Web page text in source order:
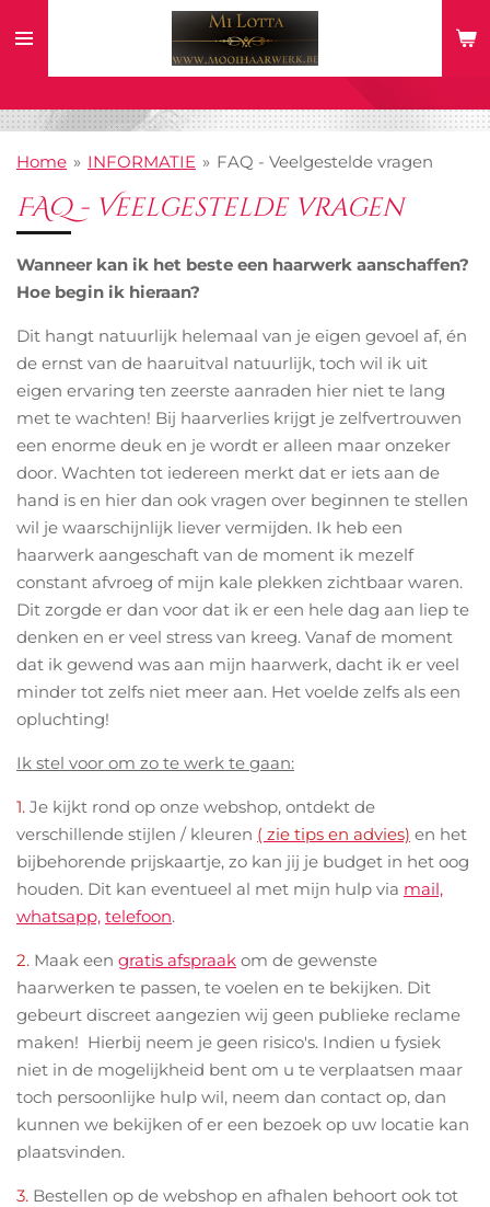
direct
de
hoofdinhoud
Home » INFORMATIE » FAQ - Veelgestelde vragen
FAQ - Veelgestelde vragen
Wanneer kan ik het beste een haarwerk aanschaffen?
Hoe begin ik hieraan?
Dit hangt natuurlijk helemaal van je eigen gevoel af, én
de ernst van de haaruitval natuurlijk, toch wil ik uit
eigen ervaring ten zeerste aanraden hier niet te lang
met te wachten! Bij haarverlies krijgt je zelfvertrouwen
een enorme deuk en je wordt er alleen maar onzeker
door. Wachten tot iedereen merkt dat er iets aan de
hand is en hier dan ook vragen over beginnen te stellen
wil je waarschijnlijk liever vermijden. Ik heb een
haarwerk aangeschaft van de moment ik mezelf
constant afvroeg of mijn kale plekken zichtbaar waren.
Dit zorgde er dan voor dat ik er een hele dag aan liep te
denken en er veel stress van kreeg. Vanaf de moment
dat ik gewend was aan mijn haarwerk, dacht ik er veel
minder tot zelfs niet meer aan. Het voelde zelfs als een
opluchting!
Ik stel voor om zo te werk te gaan:
1. Je kijkt rond op onze webshop, ontdekt de
verschillende stijlen / kleuren ( zie tips en advies) en het
bijbehorende prijskaartje, zo kan jij je budget in het oog
houden. Dit kan eventueel al met mijn hulp via mail,
whatsapp, telefoon.
2. Maak een gratis afspraak om de gewenste
haarwerken te passen, te voelen en te bekijken. Dit
gebeurt discreet aangezien wij geen publieke reclame
maken! Hierbij neem je geen risico's. Indien u fysiek
niet in de mogelijkheid bent om u te verplaatsen maar
toch persoonlijke hulp wil, neem dan contact op, dan
kunnen we bekijken of er een bezoek op uw locatie kan
plaatsvinden.
3. Bestellen op de webshop en afhalen behoort ook tot